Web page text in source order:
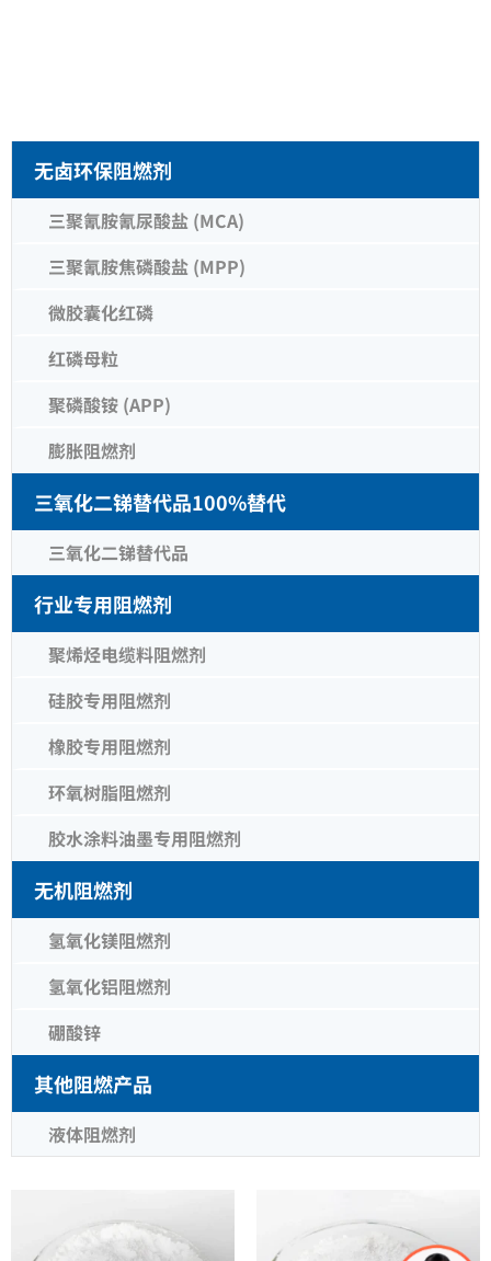
无卤环保阻燃剂
三聚氰胺氰尿酸盐 (MCA)
三聚氰胺焦磷酸盐 (MPP)
微胶囊化红磷
红磷母粒
聚磷酸铵 (APP)
膨胀阻燃剂
三氧化二锑替代品100%替代
三氧化二锑替代品
行业专用阻燃剂
聚烯烃电缆料阻燃剂
硅胶专用阻燃剂
橡胶专用阻燃剂
环氧树脂阻燃剂
胶水涂料油墨专用阻燃剂
无机阻燃剂
氢氧化镁阻燃剂
氢氧化铝阻燃剂
硼酸锌
其他阻燃产品
液体阻燃剂